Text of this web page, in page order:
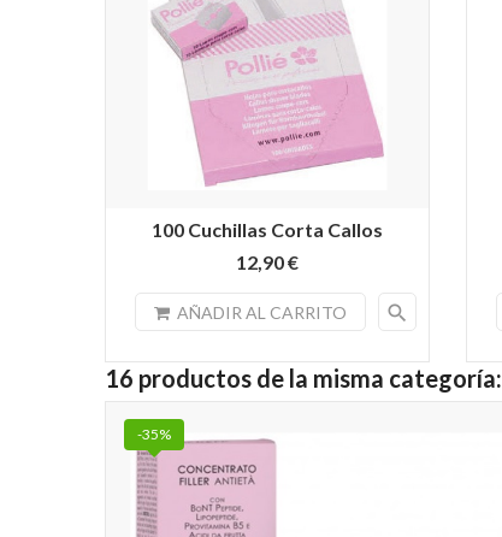
100 Cuchillas Corta Callos
12,90 €
AÑADIR AL CARRITO search
16 productos de la misma categoría:
-35%